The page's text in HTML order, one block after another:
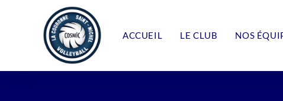
ACCUEIL LE CLUB NOS